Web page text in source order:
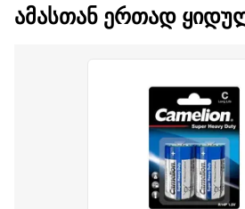
ᲐᲛᲐᲡᲗᲐᲜ ᲔᲠᲗᲐᲓ